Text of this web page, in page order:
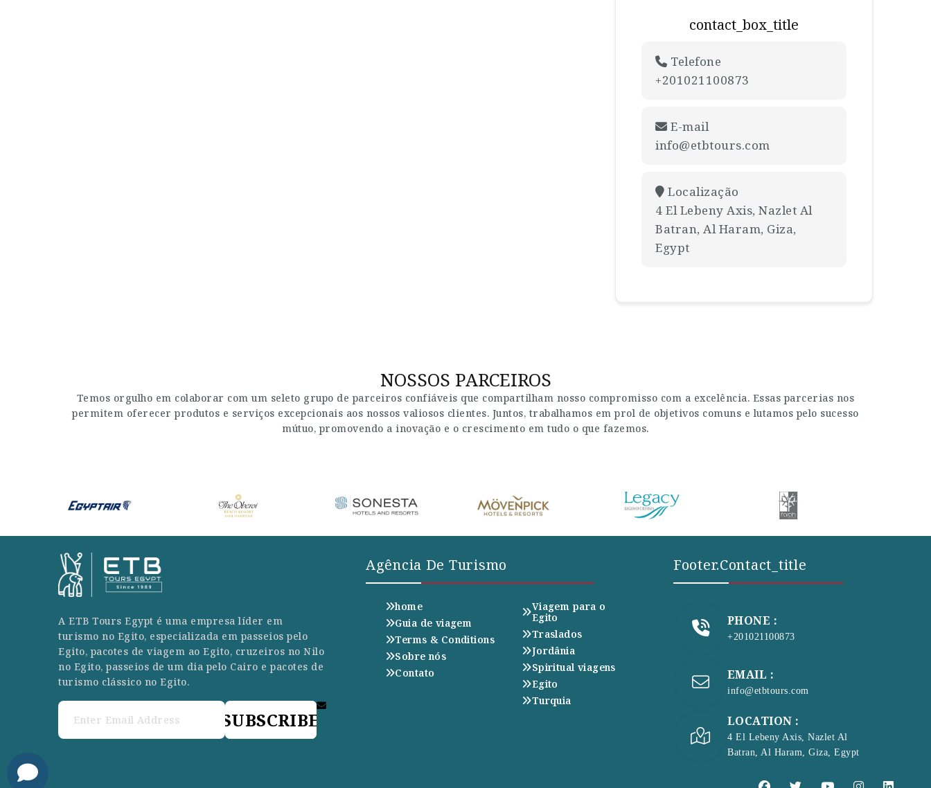
contact_box_title
Telefone
+201021100873
E-mail
info@etbtours.com
Localização
4 El Lebeny Axis, Nazlet Al
Batran, Al Haram, Giza,
Egypt
NOSSOS PARCEIROS
Temos orgulho em colaborar com um seleto grupo de parceiros confiáveis que compartilham nosso compromisso com a excelência. Essas parcerias nos
permitem oferecer produtos e serviços excepcionais aos nossos valiosos clientes. Juntos, trabalhamos em prol de objetivos comuns e lutamos pelo sucesso
mútuo, promovendo a inovação e o crescimento em tudo o que fazemos.
A ETB Tours Egypt é uma empresa líder em
turismo no Egito, especializada em passeios pelo
Egito, pacotes de viagem ao Egito, cruzeiros no Nilo
no Egito, passeios de um dia pelo Cairo e pacotes de
turismo clássico no Egito.
SUBSCRIBE
Agência De Turismo
home
Guia de viagem
Terms & Conditions
Sobre nós
Contato
Viagem para o
Egito
Traslados
Jordânia
Spiritual viagens
Egito
Turquia
Footer.contact_title
PHONE :
+201021100873
EMAIL :
info@etbtours.com
LOCATION :
4 El Lebeny Axis, Nazlet Al
Batran, Al Haram, Giza, Egypt